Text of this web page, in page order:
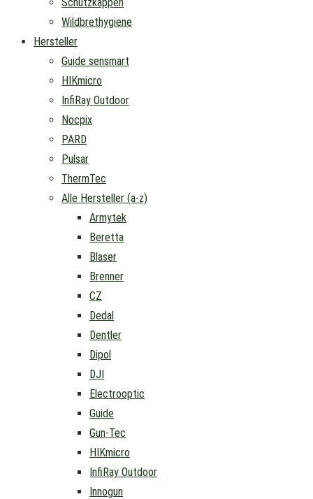
Wildbrethygiene
Hersteller
Guide sensmart
HIKmicro
InfiRay Outdoor
Nocpix
PARD
Pulsar
ThermTec
Alle Hersteller (a-z)
Armytek
Beretta
Blaser
Brenner
CZ
Dedal
Dentler
Dipol
DJI
Electrooptic
Guide
Gun-Tec
HIKmicro
InfiRay Outdoor
Innogun